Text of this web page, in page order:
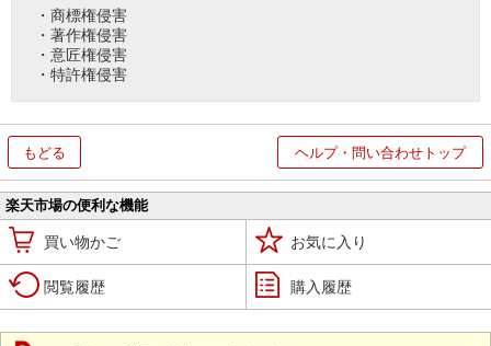
・商標権侵害
・著作権侵害
・意匠権侵害
・特許権侵害
もどる ヘルプ・問い合わせトップ
楽天市場の便利な機能
買い物かご お気に入り
閲覧履歴 購入履歴